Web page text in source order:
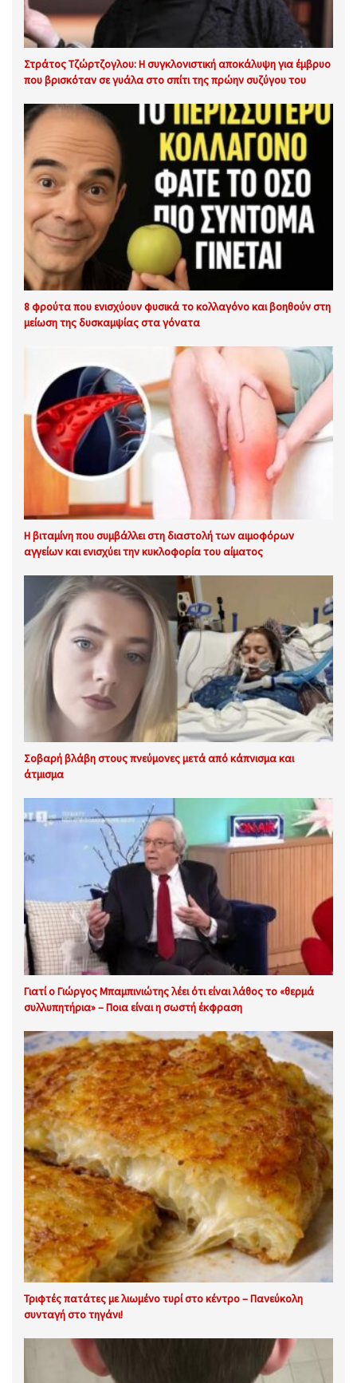
Στράτος Τζώρτζογλου: Η συγκλονιστική αποκάλυψη για έμβρυο
που βρισκόταν σε γυάλα στο σπίτι της πρώην συζύγου του
8 φρούτα που ενισχύουν φυσικά το κολλαγόνο και βοηθούν στη
μείωση της δυσκαμψίας στα γόνατα
Η βιταμίνη που συμβάλλει στη διαστολή των αιμοφόρων
αγγείων και ενισχύει την κυκλοφορία του αίματος
Σοβαρή βλάβη στους πνεύμονες μετά από κάπνισμα και
άτμισμα
Γιατί ο Γιώργος Μπαμπινιώτης λέει ότι είναι λάθος το «θερμά
συλλυπητήρια» – Ποια είναι η σωστή έκφραση
Τριφτές πατάτες με λιωμένο τυρί στο κέντρο – Πανεύκολη
συνταγή στο τηγάνι!